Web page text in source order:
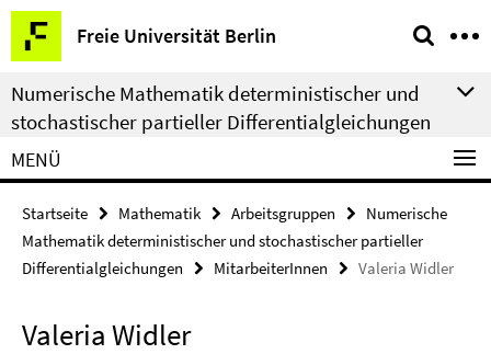
Springe
direkt
zu
Inhalt
Freie Universität Berlin
Service-
Navigation
Numerische Mathematik deterministischer und
stochastischer partieller Differentialgleichungen
MENÜ
Startseite Mathematik Arbeitsgruppen
Numerische
Mathematik deterministischer und stochastischer partieller
Differentialgleichungen
MitarbeiterInnen Valeria Widler
Valeria Widler